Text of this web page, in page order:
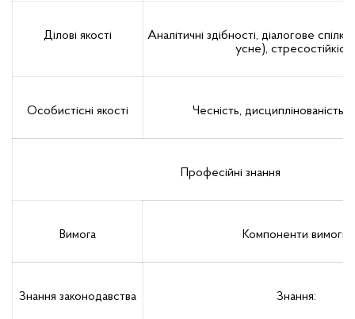
Ділові якості
Аналітичні здібності, діалогове
усне),
Особистісні якості Чесність, дисциплінованість,
Професійні знання
Вимога Компоненти вимоги
Знання законодавства Знання: